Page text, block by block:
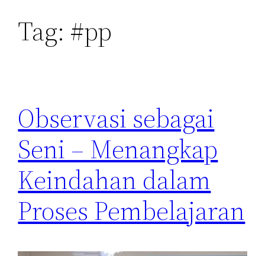
Tag: #pp
Observasi sebagai
Seni – Menangkap
Keindahan dalam
Proses Pembelajaran